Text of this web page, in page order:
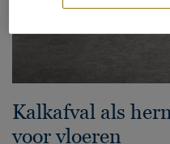
Kalkafval als
voor vloeren